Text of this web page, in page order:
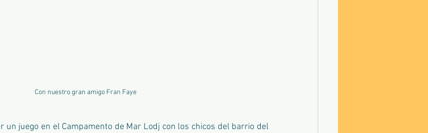
Con nuestro gran amigo Fran Faye
un juego en el Campamento de Mar Lodj con los chicos del barrio del